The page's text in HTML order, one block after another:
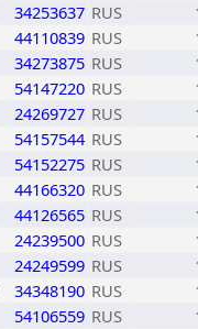
34253637 RUS
44110839 RUS
34273875 RUS
54147220 RUS
24269727 RUS
54157544 RUS
54152275 RUS
44166320 RUS
44126565 RUS
24239500 RUS
24249599 RUS
34348190 RUS
54106559 RUS